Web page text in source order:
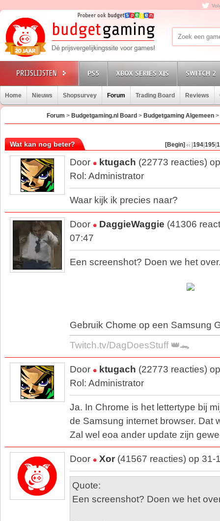
PS5 XBOX SERIES X|S SWITCH 2
Home Nieuws Shopsurvey Forum Trading Board Reviews
Forum > Budgetgaming.nl Board > Budgetgaming Algemeen >
Wat kan nog beter? [Begin] 194 195
Door ktugach (22773 reacties)
Rol: Administrator
Waar kijk ik precies naar?
Door DaggieWaggie (41306
07:47
Een screenshot? Doen we het
Gebruik Chome op een Samsung
Twitch.tv/DagDoesStuff 👑🐊
Door ktugach (22773 reacties)
Rol: Administrator
Ja. In Chrome is het lettertype bij
de Samsung internet browser. Dat
Zal wel eoa ander update zijn
Door Xor (41567 reacties) op 31-
Quote:
Een screenshot? Doen we het